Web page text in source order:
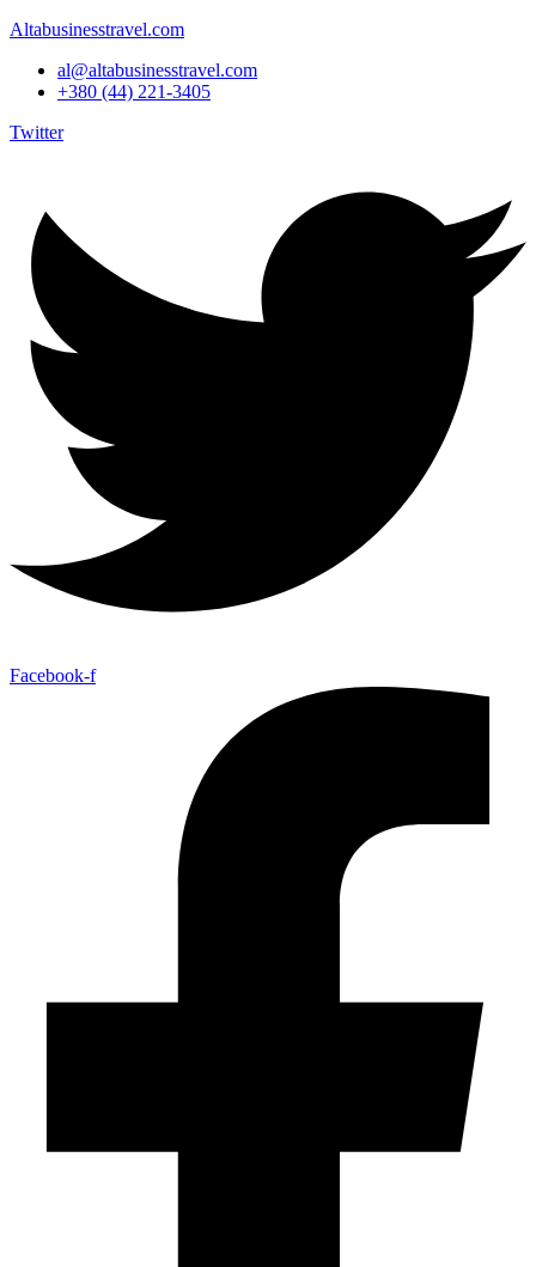
Altabusinesstravel.com
al@altabusinesstravel.com
+380 (44) 221-3405
Twitter
Facebook-f